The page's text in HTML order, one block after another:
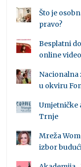
Što je
pravo?
Besplatni
online
Nacionalna
u okviru
Umjetničke
Trnje
Mreža
izbor